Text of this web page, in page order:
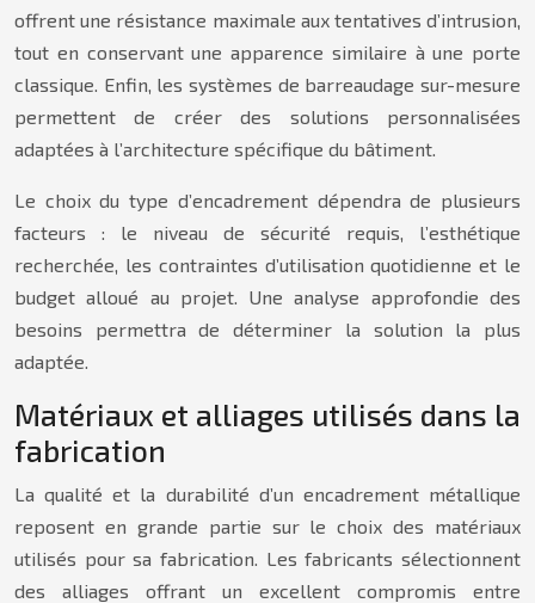
offrent une résistance maximale aux tentatives d’intrusion,
tout en conservant une apparence similaire à une porte
classique. Enfin, les systèmes de barreaudage sur-mesure
permettent de créer des solutions personnalisées
adaptées à l’architecture spécifique du bâtiment.
Le choix du type d’encadrement dépendra de plusieurs
facteurs : le niveau de sécurité requis, l’esthétique
recherchée, les contraintes d’utilisation quotidienne et le
budget alloué au projet. Une analyse approfondie des
besoins permettra de déterminer la solution la plus
adaptée.
Matériaux et alliages utilisés dans la
fabrication
La qualité et la durabilité d’un encadrement métallique
reposent en grande partie sur le choix des matériaux
utilisés pour sa fabrication. Les fabricants sélectionnent
des alliages offrant un excellent compromis entre